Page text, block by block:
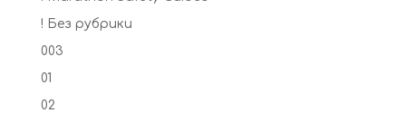
! Без рубрики
003
01
02